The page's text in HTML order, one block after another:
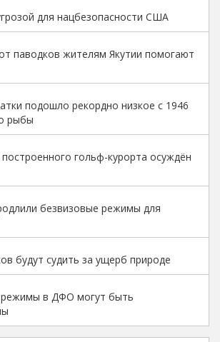
для нацбезопасности США
паводков жителям Якутии помогают
подошло рекордно низкое с 1946
рыбы
гольф-курорта осуждён
безвизовые режимы для
будут судить за ущерб природе
режимы в ДФО могут быть